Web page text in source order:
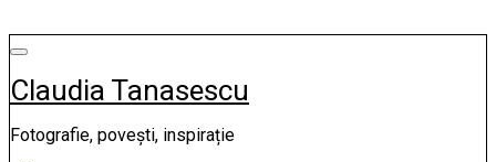
Claudia Tanasescu
Fotografie, povești, inspirație